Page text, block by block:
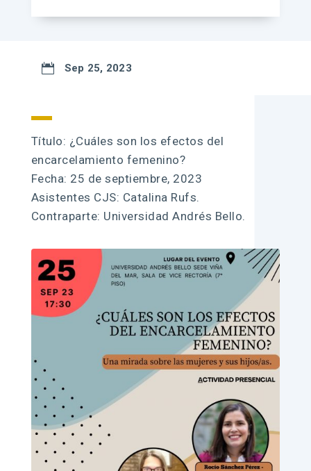
 Sep 25, 2023
Título: ¿Cuáles son los efectos del
encarcelamiento femenino?
Fecha: 25 de septiembre, 2023
Asistentes CJS: Catalina Rufs.
Contraparte: Universidad Andrés Bello.